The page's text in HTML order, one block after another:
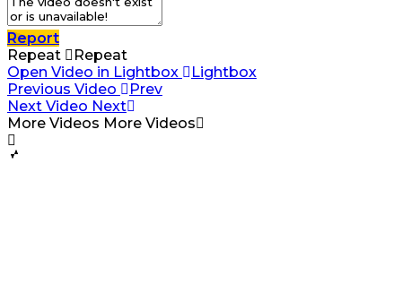
Report
Repeat
Repeat
Open Video in Lightbox
Lightbox
Previous Video
Prev
Next Video Next
More Videos More Videos